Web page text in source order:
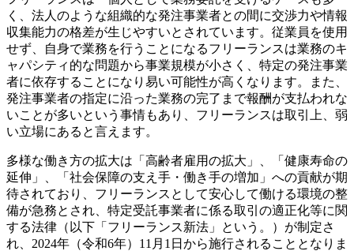
く、法人のような組織的な発注事業者との間に交渉力や情報
収集能力の格差が生じやすいとされています。従業員を使用
せず、自身で業務を行うことになるフリーランスは業務のキ
ャパシティ的な問題から事業規模が小さく、特定の発注事業
者に依存することになり易い可能性が高くなります。また、
発注事業者の指定に沿った業務の完了まで報酬が支払われな
いことが多いという事情もあり、フリーランスは取引上、弱
い立場にあると言えます。
多様な働き方の拡大は「高齢者雇用の拡大」、「健康寿命の
延伸」、「社会保障の支え手・働き手の増加」への貢献が期
待されており、フリーランスとして安心して働ける環境の整
備が急務とされ、特定受託事業者に係る取引の適正化等に関
する法律（以下「フリーランス新法」という。）が制定さ
れ、2024年（令和6年）11月1日から施行されることとなりま